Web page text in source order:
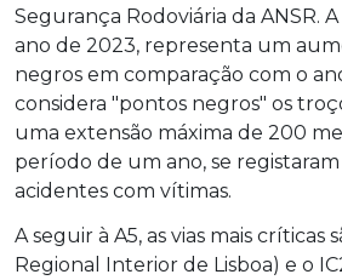
Segurança Rodoviária da ANSR.
ano de 2023, representa um
negros em comparação com o
considera "pontos negros" os
uma extensão máxima de 200
período de um ano, se
acidentes com vítimas.
A seguir à A5, as vias mais críticas
Regional Interior de Lisboa) e o